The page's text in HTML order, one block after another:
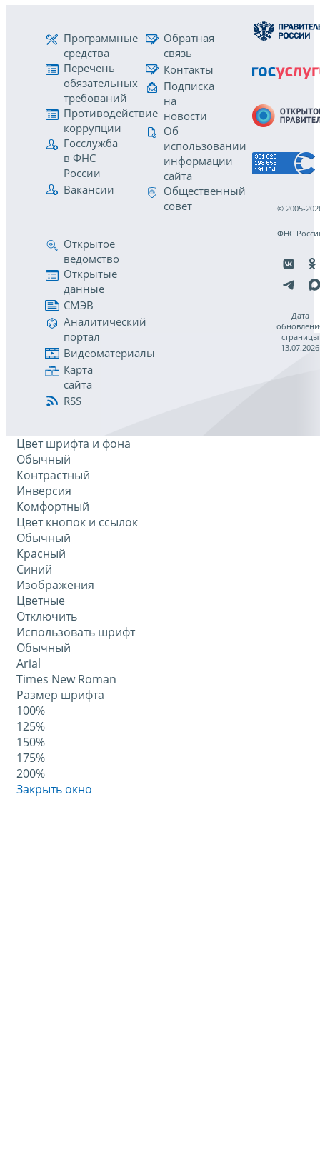
Программные
средства
Перечень
обязательных
требований
Противодействие
коррупции
Госслужба
в ФНС
России
Вакансии
Обратная
связь
Контакты
Подписка
на
новости
Об
использовании
информации
сайта
Общественный
совет
Открытое
ведомство
Открытые
данные
СМЭВ
Аналитический
портал
Видеоматериалы
Карта
сайта
RSS
© 2005-
ФНС
Дата
страницы
13.07.2026
Цвет шрифта и фона
Обычный
Контрастный
Инверсия
Комфортный
Цвет кнопок и ссылок
Обычный
Красный
Синий
Изображения
Цветные
Отключить
Использовать шрифт
Обычный
Arial
Times New Roman
Размер шрифта
100%
125%
150%
175%
200%
Закрыть окно